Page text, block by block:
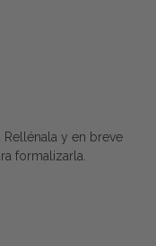
Rellénala y en breve
formalizarla.